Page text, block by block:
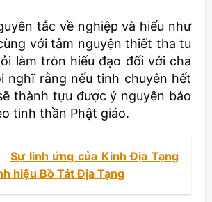
tắc về nghiệp và hiếu như
với tâm nguyện thiết tha tu
làm tròn hiếu đạo đối với cha
nghĩ rằng nếu tinh chuyên hết
thành tựu được ý nguyện báo
tinh thần Phật giáo.
Sự linh ứng của Kinh Địa Tạng
hiệu Bồ Tát Địa Tạng